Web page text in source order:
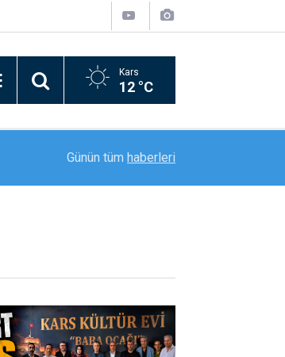
Kars
12 °C
Bitlis’in kurtuluşunun 110. yılı coşkusu kortej
Günün tüm haberleri